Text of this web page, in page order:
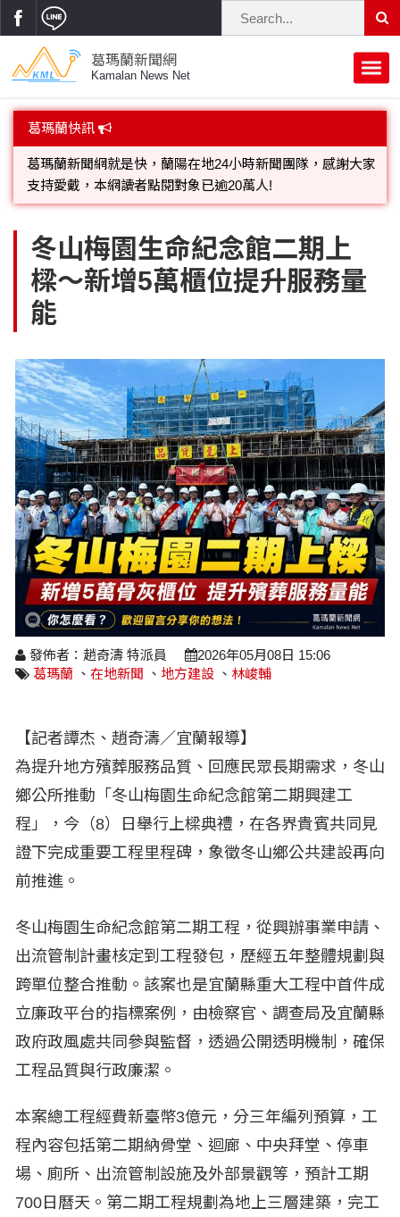
葛瑪蘭新聞網
Kamalan News Net
首頁
蘭陽大代誌
府會議題
街坊大小事
交通警消
地方大小事
校園動態
原住民動態
軍事新聞
立法院
黨政新聞
府院動態
選舉新聞
總統大選
立委選舉
縣市長選舉
議員民代選舉
鄉鎮長村里長選舉
五合一選舉
溫馨關懷
親子活動
公益行善
溫馨關懷
藝文走廊
民俗薪傳
藝文展覽
專題講座
話說文史
水色流光映城東～名家齊聚展藝風
時尚你我他
休閒旅遊
時尚行業
美食料理
景點介紹
醫療養生
醫藥新訊
衞生保健
【博愛醫療公益服務隊】專欄
產業科技
科技新知
產業招商
求職徵才
財經稅務
農林漁牧
我要爆料
網友爆料
檢舉投訴
活動專頁
讀者投稿
全國運動會
運動賽事
葛瑪蘭快訊
葛瑪蘭新聞網就是快，蘭陽在地24小時新聞團隊，感謝大家
支持愛戴，本網讀者點閱對象已逾20萬人!
網;詳洽各記者或聯繫：0910-259565洽詢。
冬山梅園生命紀念館二期上
樑～新增5萬櫃位提升服務量
能
發佈者：趙奇濤 特派員
2026年05月08日 15:06
葛瑪蘭 、 在地新聞 、 地方建設 、 林峻輔
【記者譚杰、趙奇濤／宜蘭報導】
為提升地方殯葬服務品質、回應民眾長期需求，冬山
鄉公所推動「冬山梅園生命紀念館第二期興建工
程」，今（8）日舉行上樑典禮，在各界貴賓共同見
證下完成重要工程里程碑，象徵冬山鄉公共建設再向
前推進。
冬山梅園生命紀念館第二期工程，從興辦事業申請、
出流管制計畫核定到工程發包，歷經五年整體規劃與
跨單位整合推動。該案也是宜蘭縣重大工程中首件成
立廉政平台的指標案例，由檢察官、調查局及宜蘭縣
政府政風處共同參與監督，透過公開透明機制，確保
工程品質與行政廉潔。
本案總工程經費新臺幣3億元，分三年編列預算，工
程內容包括第二期納骨堂、迴廊、中央拜堂、停車
場、廁所、出流管制設施及外部景觀等，預計工期
700日曆天。第二期工程規劃為地上三層建築，完工